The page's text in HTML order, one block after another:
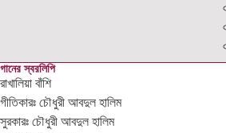
গানের স্বরলিপি
রাখালিয়া বাঁশি
গীতিকারঃ চৌধুরী আবদুল হালিম
সুরকারঃ চৌধুরী আবদুল হালিম